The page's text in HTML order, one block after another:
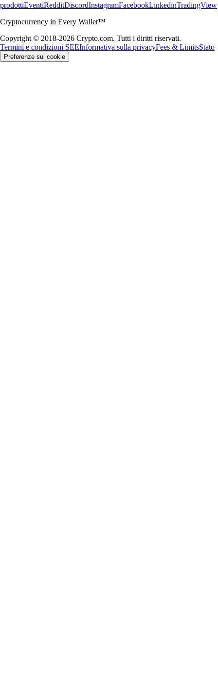
prodottiEventiRedditDiscordInstagramFacebookLinkedinTradingView
Cryptocurrency in Every Wallet™
Copyright © 2018-2026 Crypto.com. Tutti i diritti riservati.
Termini e condizioni SEEInformativa sulla privacyFees & LimitsStato
Preferenze sui cookie